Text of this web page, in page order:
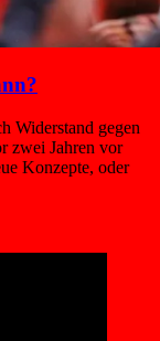
Widerstand gegen
zwei Jahren vor
Konzepte, oder